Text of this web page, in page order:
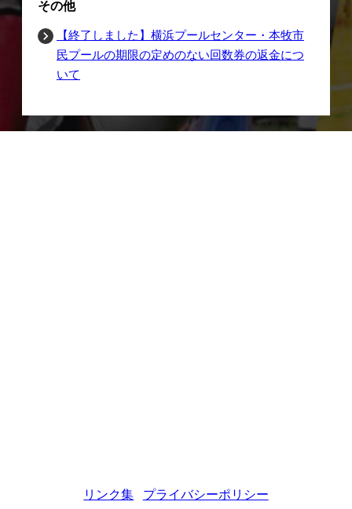
その他
【終了しました】横浜プールセンター・本牧市
民プールの期限の定めのない回数券の返金につ
いて
リンク集
プライバシーポリシー